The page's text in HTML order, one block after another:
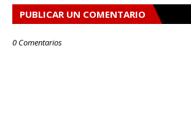
PUBLICAR UN COMENTARIO
0 Comentarios